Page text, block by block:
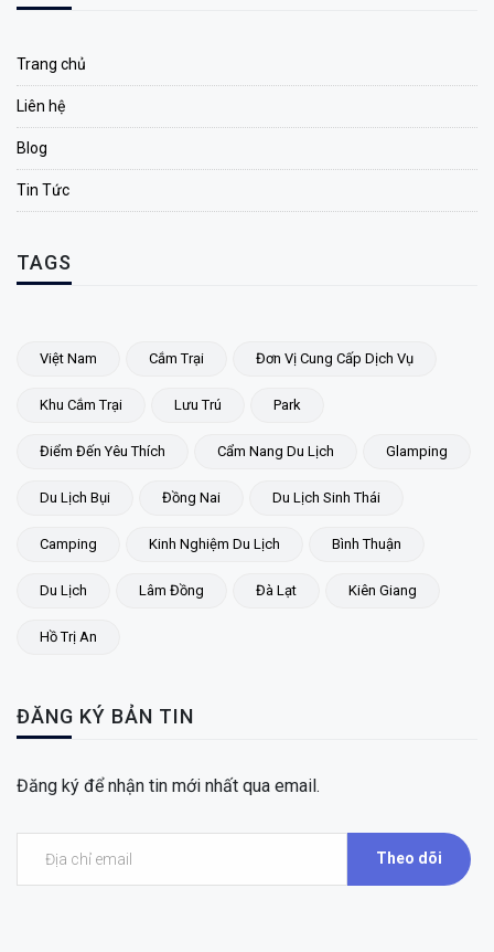
Trang chủ
Liên hệ
Blog
Tin Tức
TAGS
Việt Nam Cắm Trại Đơn Vị Cung Cấp Dịch Vụ
Khu Cắm Trại Lưu Trú Park
Điểm Đến Yêu Thích Cẩm Nang Du Lịch Glamping
Du Lịch Bụi Đồng Nai Du Lịch Sinh Thái
Camping Kinh Nghiệm Du Lịch Bình Thuận
Du Lịch Lâm Đồng Đà Lạt Kiên Giang
Hồ Trị An
ĐĂNG KÝ BẢN TIN
Đăng ký để nhận tin mới nhất qua email.
Theo dõi